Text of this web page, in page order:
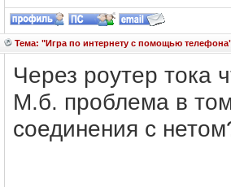
Тема: "Игра по интернету с помощью
Через роутер тока
М.б. проблема в
соединения с